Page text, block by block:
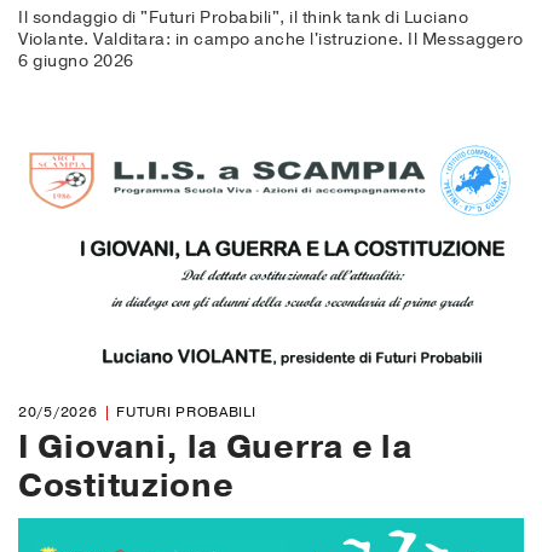
Il sondaggio di "Futuri Probabili", il think tank di Luciano
Violante. Valditara: in campo anche l'istruzione. Il Messaggero
6 giugno 2026
20/5/2026 FUTURI PROBABILI
I Giovani, la Guerra e la
Costituzione